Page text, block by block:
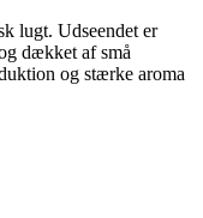
lugt. Udseendet er
dækket af små
og stærke aroma